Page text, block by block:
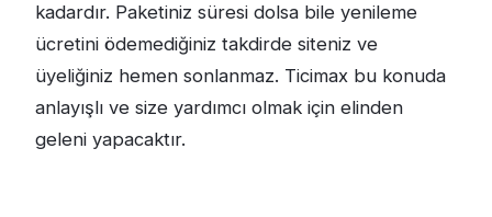
kadardır. Paketiniz süresi dolsa bile yenileme
ücretini ödemediğiniz takdirde siteniz ve
üyeliğiniz hemen sonlanmaz. Ticimax bu konuda
anlayışlı ve size yardımcı olmak için elinden
geleni yapacaktır.